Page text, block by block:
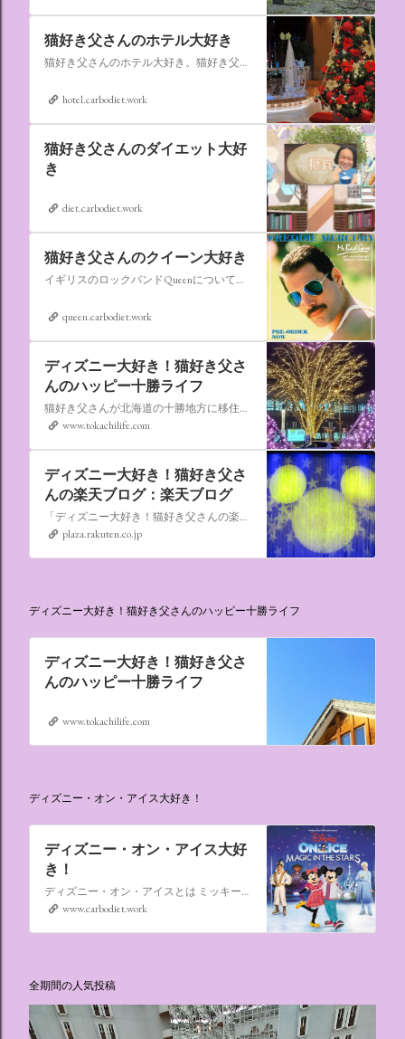
猫好き父さんのホテル大好き
猫好き父さんのホテル大好き。猫好き父さんが宿泊したホテルの情報を徒然なるままに書いていきます。
hotel.carbodiet.work
猫好き父さんのダイエット大好
き
diet.carbodiet.work
猫好き父さんのクイーン大好き
イギリスのロックバンドQueenについての情報をアップします。
queen.carbodiet.work
ディズニー大好き！猫好き父さ
んのハッピー十勝ライフ
猫好き父さんが北海道の十勝地方に移住しました。なれない北海道の暮らしについてお伝えします。
www.tokachilife.com
ディズニー大好き！猫好き父さ
んの楽天ブログ：楽天ブログ
「ディズニー大好き！猫好き父さんの楽天ブログ」にようこそ！ いろんなブログサービスが廃止になるなか満を持して楽天ブログをはじめようと思います。 よろしくお願いいたします。
plaza.rakuten.co.jp
ディズニー大好き！猫好き父さんのハッピー十勝ライフ
ディズニー大好き！猫好き父さ
んのハッピー十勝ライフ
www.tokachilife.com
ディズニー・オン・アイス大好き！
ディズニー・オン・アイス大好
き！
ディズニー・オン・アイスとは ミッキーマウスやミニーマウスをはじめ、たくさんのディズニーキャラクターが登場し、世代を超えて愛され続けている、氷の上のミュージカルショーです。
www.carbodiet.work
全期間の人気投稿